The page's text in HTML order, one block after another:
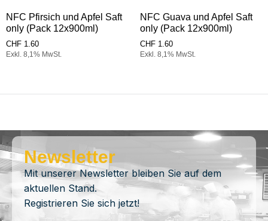
NFC Pfirsich und Apfel Saft
only (Pack 12x900ml)
CHF 1.60
Exkl. 8,1% MwSt.
NFC Guava und Apfel Saft
only (Pack 12x900ml)
CHF 1.60
Exkl. 8,1% MwSt.
Newsletter
Mit unserer Newsletter bleiben Sie auf dem
aktuellen Stand.
Registrieren Sie sich jetzt!